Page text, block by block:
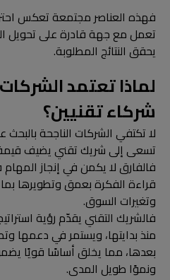
فهذه العناصر مجتمعة تعكس
تعمل مع جهة قادرة على تحويل
يحقق النتائج المطلوبة.
لماذا تعتمد
شركاء تقنيين؟
لا تكتفي الشركات الناجحة
تسعى إلى شريك تقني يضيف قيمة
فالفارق لا يكمن في إنجاز
قراءة الفكرة بعمق وتطويرها
وتغيرات السوق.
فالشريك التقني يقدّم رؤية
منذ بدايتها، ويستمر في دعمها
بعدها، مما يخلق أساسًا قويًا
ونموًا طويل المدى.